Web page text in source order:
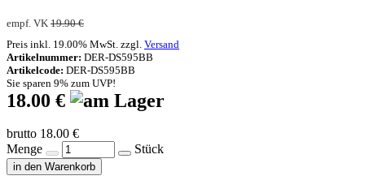
empf. VK 19.90 €
Preis inkl. 19.00% MwSt. zzgl. Versand
Artikelnummer: DER-DS595BB
Artikelcode: DER-DS595BB
Sie sparen 9% zum UVP!
18.00 €
brutto 18.00 €
Menge
Stück
in den Warenkorb